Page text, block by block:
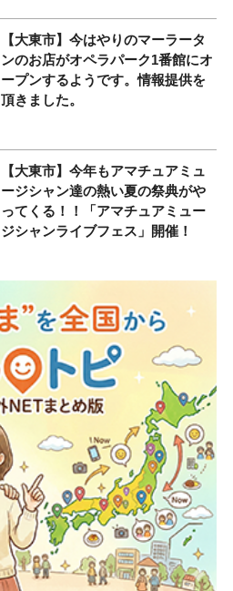
【大東市】今はやりのマーラータ
ンのお店がオペラパーク1番館にオ
ープンするようです。情報提供を
頂きました。
【大東市】今年もアマチュアミュ
ージシャン達の熱い夏の祭典がや
ってくる！！「アマチュアミュー
ジシャンライブフェス」開催！